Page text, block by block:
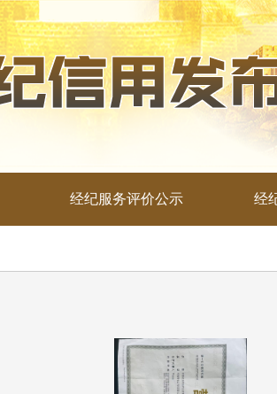
经纪服务评价公示 经